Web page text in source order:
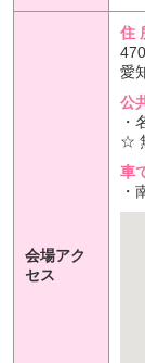
会場アク
セス
住
愛
公
・
☆
車
・